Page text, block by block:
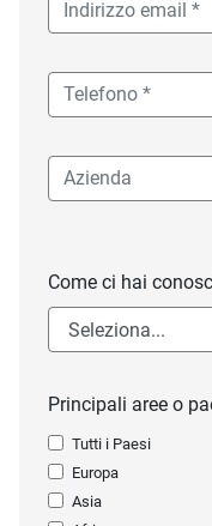
Come ci hai
Principali aree o
Tutti i Paesi
Europa
Asia